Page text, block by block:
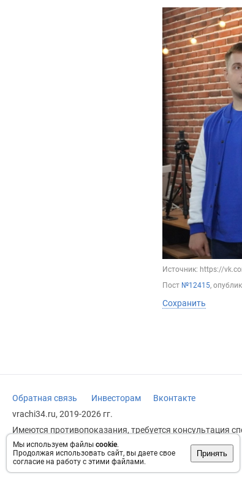
Мы используем файлы cookie.
Продолжая использовать сайт, вы даете свое
согласие на работу с этими файлами.
Принять
Источник: https://
Пост №12415,
Сохранить
Обратная связь Инвесторам
Вконтакте
vrachi34.ru, 2019-2026 гг.
Имеются противопоказания, требуется консультация
заменяет прием врача.
Возрастное ограничение: 18+